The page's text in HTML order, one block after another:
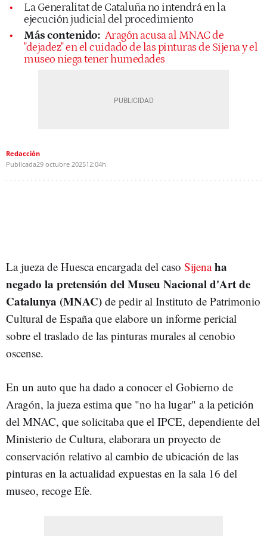
La Generalitat de Cataluña no intendrá en la
ejecución judicial del procedimiento
Más contenido: Aragón acusa al MNAC de
"dejadez" en el cuidado de las pinturas de Sijena y el
museo niega tener humedades
Redacción
Publicada29 octubre 202512:04h
La jueza de Huesca encargada del caso Sijena ha
negado la pretensión del Museu Nacional d'Art de
Catalunya (MNAC) de pedir al Instituto de Patrimonio
Cultural de España que elabore un informe pericial
sobre el traslado de las pinturas murales al cenobio
oscense.
En un auto que ha dado a conocer el Gobierno de
Aragón, la jueza estima que "no ha lugar" a la petición
del MNAC, que solicitaba que el IPCE, dependiente del
Ministerio de Cultura, elaborara un proyecto de
conservación relativo al cambio de ubicación de las
pinturas en la actualidad expuestas en la sala 16 del
museo, recoge Efe.